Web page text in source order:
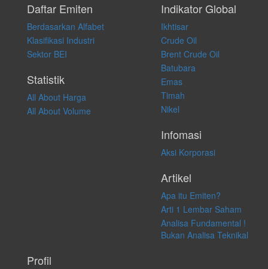
pribadi. Kami tidak memberi anjuran, saran, rekomendasi untuk
membeli, menjual atau melakukan aktivitas lain yang terkait dengan
transaksi perdagangan apapun, dan kami tidak bertanggung jawab
atas keputusan investasi yang dilakukan dalam kondisi dan situasi
apapun juga, yang diakibatkan secara langsung maupun tidak
langsung atas konten pada website ini.
Daftar Emiten
Berdasarkan Alfabet
Klasifikasi Industri
Sektor BEI
Statistik
All About Harga
All About Volume
Indikator Global
Ikhtisar
Crude Oil
Brent Crude Oil
Batubara
Emas
Timah
Nikel
Infomasi
Aksi Korporasi
Artikel
Apa itu Emiten?
Arti 1 Lembar Saham
Analisa Fundamental !
Bukan Analisa Teknikal
Profil